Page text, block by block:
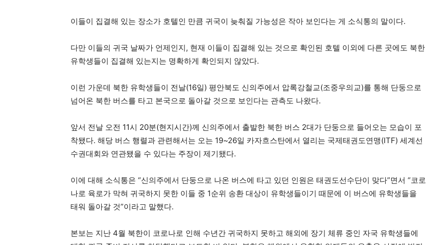
이들이 집결해 있는 장소가 호텔인 만큼 귀국이 늦춰질 가능성은 작아 보인다는 게 소식통의 말이다.
다만 이들의 귀국 날짜가 언제인지, 현재 이들이 집결해 있는 것으로 확인된 호텔 이외에 다른 곳에도 북한
유학생들이 집결해 있는지는 명확하게 확인되지 않았다.
이런 가운데 북한 유학생들이 전날(16일) 평안북도 신의주에서 압록강철교(조중우의교)를 통해 단둥으로
넘어온 북한 버스를 타고 본국으로 돌아갈 것으로 보인다는 관측도 나왔다.
앞서 전날 오전 11시 20분(현지시간)께 신의주에서 출발한 북한 버스 2대가 단둥으로 들어오는 모습이 포
착됐다. 해당 버스 행렬과 관련해서는 오는 19~26일 카자흐스탄에서 열리는 국제태권도연맹(ITF) 세계선
수권대회와 연관됐을 수 있다는 주장이 제기됐다.
이에 대해 소식통은 “신의주에서 단둥으로 나온 버스에 타고 있던 인원은 태권도선수단이 맞다”면서 “코로
나로 육로가 막혀 귀국하지 못한 이들 중 1순위 송환 대상이 유학생들이기 때문에 이 버스에 유학생들을
태워 돌아갈 것”이라고 말했다.
본보는 지난 4월 북한이 코로나로 인해 수년간 귀국하지 못하고 해외에 장기 체류 중인 자국 유학생들에